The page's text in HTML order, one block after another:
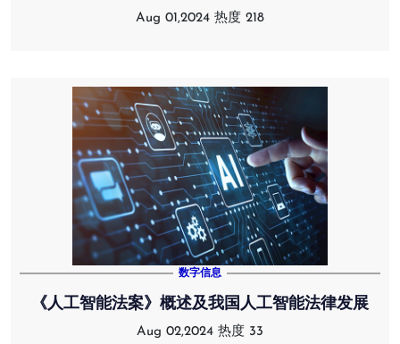
Aug 01,2024 热度 218
数字信息
《人工智能法案》概述及我国人工智能法律发展
Aug 02,2024 热度 33